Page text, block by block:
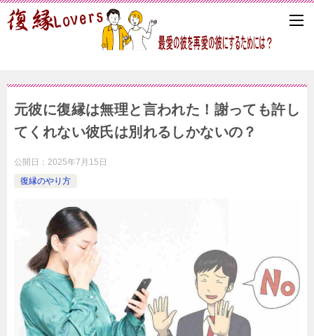
元彼に復縁は無理と言われた！謝っても許し
てくれない彼氏は別れるしかないの？
公開日： 2025年7月15日
復縁のやり方